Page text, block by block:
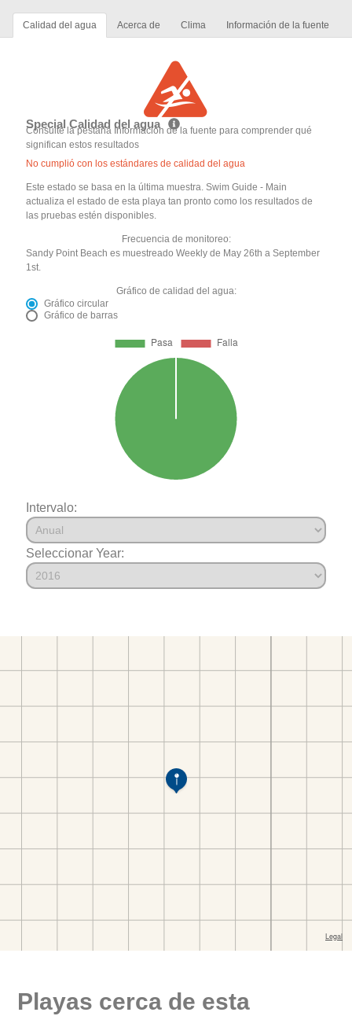
Calidad del agua Acerca de Clima Información de la fuente
Special Calidad del agua
Consulte la pestaña Información de la fuente para comprender qué
significan estos resultados
No cumplió con los estándares de calidad del agua
Este estado se basa en la última muestra. Swim Guide - Main
actualiza el estado de esta playa tan pronto como los resultados de
las pruebas estén disponibles.
Frecuencia de monitoreo:
Sandy Point Beach es muestreado Weekly de May 26th a September
1st.
Gráfico de calidad del agua:
Gráfico circular
Gráfico de barras
Intervalo:
Seleccionar Year:
Playas cerca de esta